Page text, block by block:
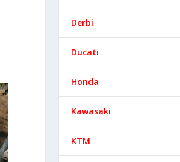
Derbi
Ducati
Honda
Kawasaki
KTM